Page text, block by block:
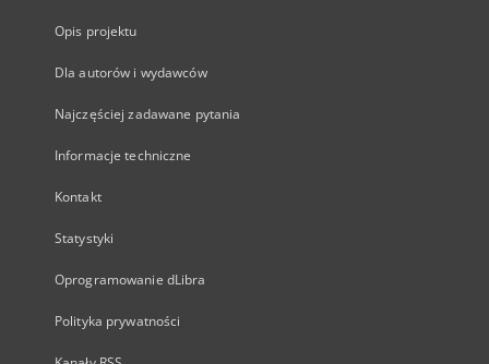
Opis projektu
Dla autorów i wydawców
Najczęściej zadawane pytania
Informacje techniczne
Kontakt
Statystyki
Oprogramowanie dLibra
Polityka prywatności